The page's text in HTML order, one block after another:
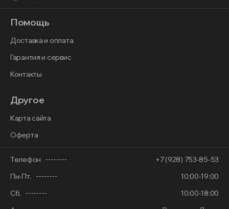
Помощь
Доставка и оплата
Гарантия и сервис
Контакты
Другое
Карта сайта
Оферта
Телефон
+7 (928) 753-85-53
Пн-Пт.
10:00-19:00
Сб.
10:00-18:00